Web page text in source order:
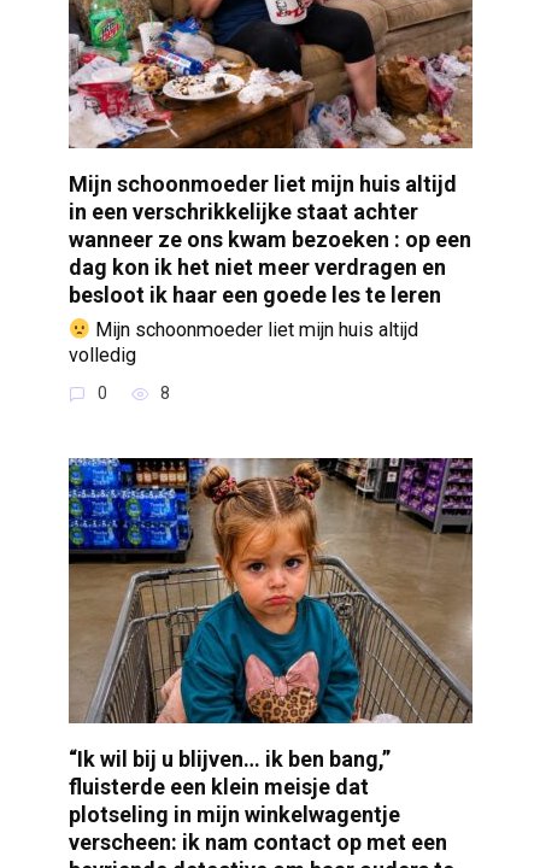
Mijn schoonmoeder liet mijn huis altijd
in een verschrikkelijke staat achter
wanneer ze ons kwam bezoeken : op een
dag kon ik het niet meer verdragen en
besloot ik haar een goede les te leren
Mijn schoonmoeder liet mijn huis altijd
volledig
0 8
“Ik wil bij u blijven… ik ben bang,”
fluisterde een klein meisje dat
plotseling in mijn winkelwagentje
verscheen: ik nam contact op met een